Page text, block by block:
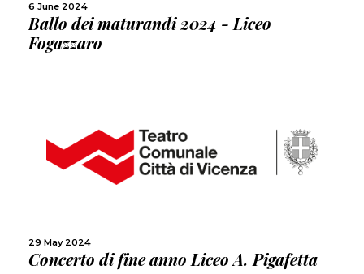
6 June 2024
Ballo dei maturandi 2024 - Liceo
Fogazzaro
29 May 2024
Concerto di fine anno Liceo A. Pigafetta
MORE